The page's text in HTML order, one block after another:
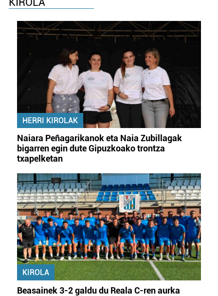
HERRI KIROLAK
Naiara Peñagarikanok eta Naia Zubillagak
bigarren egin dute Gipuzkoako trontza
txapelketan
KIROLA
Beasainek 3-2 galdu du Reala C-ren aurka